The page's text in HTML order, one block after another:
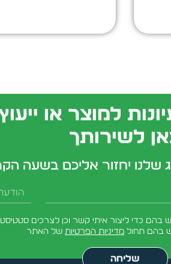
למוצר או
לשירותך
שלנו יחזור אליכם בשעה
הודעה
כדי ליצור איתי קשר וכן לצרכים
בהם תחול מדיניות הפרטיות של האתר
שליחה